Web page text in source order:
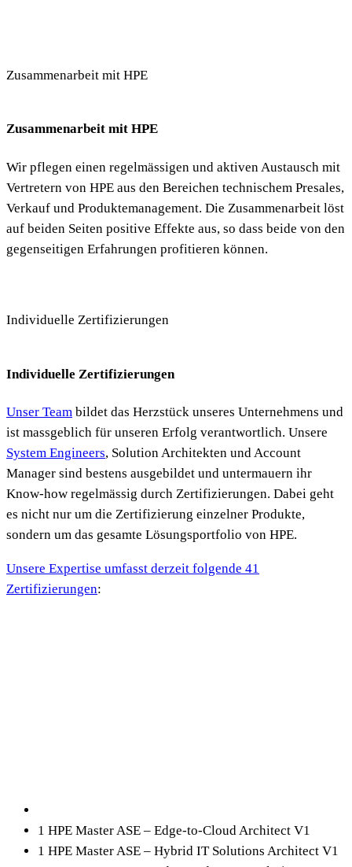
Zusammenarbeit mit HPE
Zusammenarbeit mit HPE
Wir pflegen einen regelmässigen und aktiven Austausch mit
Vertretern von HPE aus den Bereichen technischem Presales,
Verkauf und Produktemanagement. Die Zusammenarbeit löst
auf beiden Seiten positive Effekte aus, so dass beide von den
gegenseitigen Erfahrungen profitieren können.
Individuelle Zertifizierungen
Individuelle Zertifizierungen
Unser Team bildet das Herzstück unseres Unternehmens und
ist massgeblich für unseren Erfolg verantwortlich. Unsere
System Engineers, Solution Architekten und Account
Manager sind bestens ausgebildet und untermauern ihr
Know-how regelmässig durch Zertifizierungen. Dabei geht
es nicht nur um die Zertifizierung einzelner Produkte,
sondern um das gesamte Lösungsportfolio von HPE.
Unsere Expertise umfasst derzeit folgende 41
Zertifizierungen:
1 HPE Master ASE – Edge-to-Cloud Architect V1
1 HPE Master ASE – Hybrid IT Solutions Architect V1